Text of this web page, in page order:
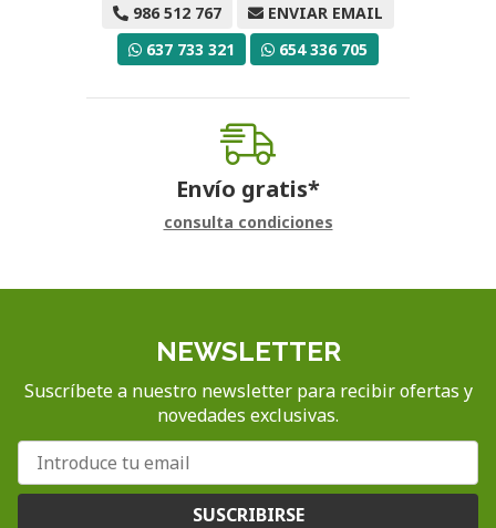
986 512 767
ENVIAR EMAIL
637 733 321
654 336 705
Envío gratis*
consulta condiciones
NEWSLETTER
Suscríbete a nuestro newsletter para recibir ofertas y
novedades exclusivas.
SUSCRIBIRSE